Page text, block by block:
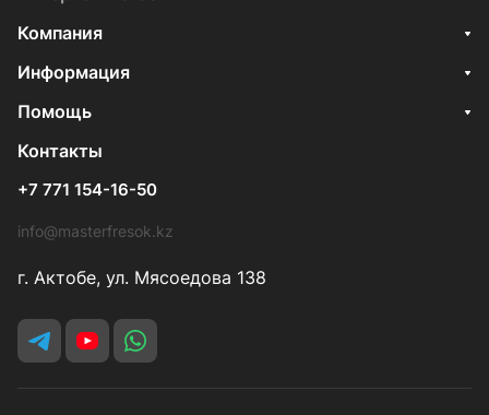
Компания
Информация
Помощь
Контакты
+7 771 154-16-50
info@masterfresok.kz
г. Актобе, ул. Мясоедова 138